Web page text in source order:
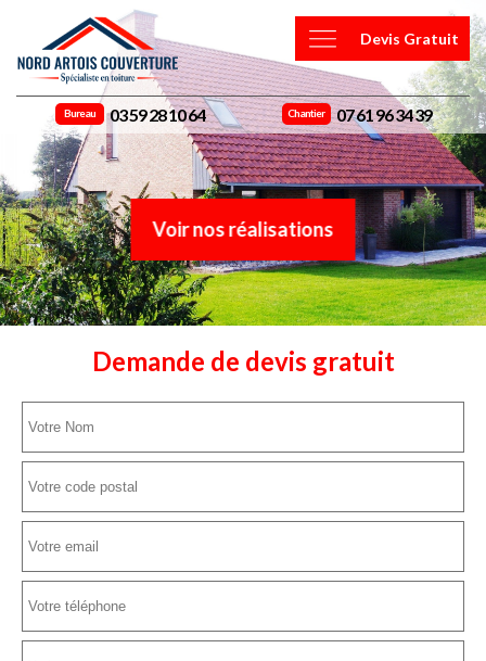
Devis Gratuit
Bureau 03 59 28 10 64 Chantier 07 61 96 34 39
Voir nos réalisations
Demande de devis gratuit